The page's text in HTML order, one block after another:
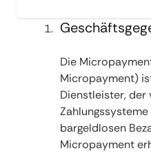
Die
Micropayment)
Dienstleister,
bargeldlosen
Micropayment